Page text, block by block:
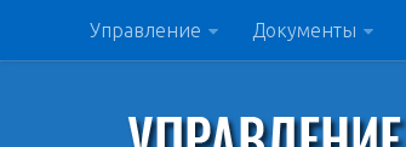
Управление Документы